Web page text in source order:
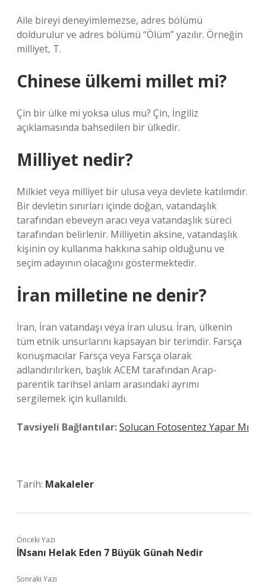
Aile bireyi deneyimlemezse, adres bölümü
doldurulur ve adres bölümü “Ölüm” yazılır. Örneğin
milliyet, T.
Chinese ülkemi millet mi?
Çin bir ülke mi yoksa ulus mu? Çin, İngiliz
açıklamasında bahsedilen bir ülkedir.
Milliyet nedir?
Milkiet veya milliyet bir ulusa veya devlete katılımdır.
Bir devletin sınırları içinde doğan, vatandaşlık
tarafından ebeveyn aracı veya vatandaşlık süreci
tarafından belirlenir. Milliyetin aksine, vatandaşlık
kişinin oy kullanma hakkına sahip olduğunu ve
seçim adayının olacağını göstermektedir.
İran milletine ne denir?
İran, İran vatandaşı veya İran ulusu. İran, ülkenin
tüm etnik unsurlarını kapsayan bir terimdir. Farsça
konuşmacılar Farsça veya Farsça olarak
adlandırılırken, başlık ACEM tarafından Arap-
parentik tarihsel anlam arasındaki ayrımı
sergilemek için kullanıldı.
Tavsiyeli Bağlantılar:Solucan Fotosentez Yapar Mı
Tarih: Makaleler
Önceki Yazı
İNsanı Helak Eden 7 Büyük Günah Nedir
Sonraki Yazı